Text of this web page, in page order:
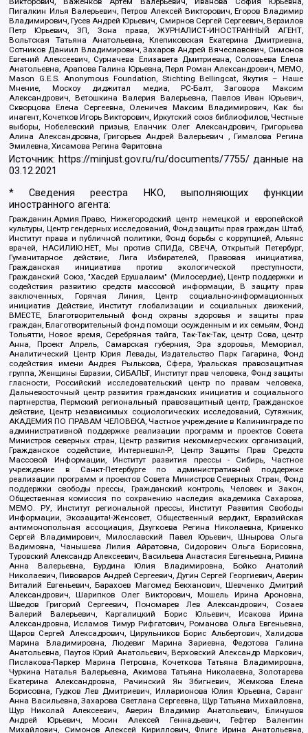
Пигалкин Илья Валерьевич, Петров Алексей Викторович, Егоров Владимир
Владимирович, Гусев Андрей Юрьевич, Смирнов Сергей Сергеевич, Верзилов
Петр Юрьевич, ЗП, Зона права, ЖУРНАЛИСТ-ИНОСТРАННЫЙ АГЕНТ,
Вольтская Татьяна Анатольевна, Клепиковская Екатерина Дмитриевна,
Сотников Даниил Владимирович, Захаров Андрей Вячеславович, Симонов
Евгений Алексеевич, Сурначева Елизавета Дмитриевна, Соловьева Елена
Анатольевна, Арапова Галина Юрьевна, Перл Роман Александрович, МЕМО,
Mason G.E.S. Anonymous Foundation, Stichting Bellingcat, Якутия – Наше
Мнение, Москоу диджитал медиа, РС-Балт, Заговора Максим
Александрович, Ветошкина Валерия Валерьевна, Павлов Иван Юрьевич,
Скворцова Елена Сергеевна, Оленичев Максим Владимирович, Как бы
инагент, Кочетков Игорь Викторович, Иркутский союз библиофилов, Честные
выборы, Нобелевский призыв, Еланчик Олег Александрович, Григорьева
Алина Александровна, Григорьев Андрей Валерьевич , Гималова Регина
Эмилевна, Хисамова Регина Фаритовна
Источник: https://minjust.gov.ru/ru/documents/7755/ данные на
03.12.2021
* Сведения реестра НКО, выполняющих функции
иностранного агента:
Гражданин.Армия.Право, Нижегородский центр немецкой и европейской
культуры, Центр гендерных исследований, Фонд защиты прав граждан Штаб,
Институт права и публичной политики, Фонд борьбы с коррупцией, Альянс
врачей, НАСИЛИЮ.НЕТ, Мы против СПИДа, СВЕЧА, Открытый Петербург,
Гуманитарное действие, Лига Избирателей, Правовая инициатива,
Гражданская инициатива против экологической преступности,
Гражданский Союз, "Хасдей Ерушалаим" (Милосердие), Центр поддержки и
содействия развитию средств массовой информации, В защиту прав
заключенных, Горячая Линия, Центр социально-информационных
инициатив Действие, Институт глобализации и социальных движений,
ВМЕСТЕ, Благотворительный фонд охраны здоровья и защиты прав
граждан, Благотворительный фонд помощи осужденным и их семьям, Фонд
Тольятти, Новое время, Серебряная тайга, Так-Так-Так, центр Сова, центр
Анна, Проект Апрель, Самарская губерния, Эра здоровья, Мемориал,
Аналитический Центр Юрия Левады, Издательство Парк Гагарина, Фонд
содействия имени Андрея Рылькова, Сфера, Уральская правозащитная
группа, Женщины Евразии, СИБАЛЬТ, Институт прав человека, Фонд защиты
гласности, Российский исследовательский центр по правам человека,
Дальневосточный центр развития гражданских инициатив и социального
партнерства, Пермский региональный правозащитный центр, Гражданское
действие, Центр независимых социологических исследований, Сутяжник,
АКАДЕМИЯ ПО ПРАВАМ ЧЕЛОВЕКА, Частное учреждение в Калининграде по
административной поддержке реализации программ и проектов Совета
Министров северных стран, Центр развития некоммерческих организаций,
Гражданское содействие, Интернешнл-Р, Центр Защиты Прав Средств
Массовой Информации, Институт развития прессы - Сибирь, Частное
учреждение в Санкт-Петербурге по административной поддержке
реализации программ и проектов Совета Министров Северных Стран, Фонд
поддержки свободы прессы, Гражданский контроль, Человек и Закон,
Общественная комиссия по сохранению наследия академика Сахарова,
МЕМО. РУ, Институт региональной прессы, Институт Развития Свободы
Информации, Экозащита!-Женсовет, Общественный вердикт, Евразийская
антимонопольная ассоциация, Дзугкоева Регина Николаевна, Кривенко
Сергей Владимирович, Милославский Павел Юрьевич, Шнырова Ольга
Вадимовна, Чанышева Лилия Айратовна, Сидорович Ольга Борисовна,
Туровский Александр Алексеевич, Васильева Анастасия Евгеньевна, Ривина
Анна Валерьевна, Бурдина Юлия Владимировна, Бойко Анатолий
Николаевич, Пивоваров Андрей Сергеевич, Дугин Сергей Георгиевич, Аверин
Виталий Евгеньевич, Барахоев Магомед Бекханович, Шевченко Дмитрий
Александрович, Шарипков Олег Викторович, Мошель Ирина Ароновна,
Шведов Григорий Сергеевич, Пономарев Лев Александрович, Созаев
Валерий Валерьевич, Каргалицкий Борис Юльевич, Исакова Ирина
Александровна, Исламов Тимур Рифгатович, Романова Ольга Евгеньевна,
Щаров Сергей Алексадрович, Цирульников Борис Альбертович, Халидова
Марина Владимировна, Людевиг Марина Зариевна, Федотова Галина
Анатольевна, Паутов Юрий Анатольевич, Верховский Александр Маркович,
Пислакова-Паркер Марина Петровна, Кочеткова Татьяна Владимировна,
Чуркина Наталья Валерьевна, Акимова Татьяна Николаевна, Золотарева
Екатерина Александровна, Рачинский Ян Збигневич, Жемкова Елена
Борисовна, Гудков Лев Дмитриевич, Илларионова Юлия Юрьевна, Саранг
Анна Васильевна, Захарова Светлана Сергеевна, Щур Татьяна Михайловна,
Щур Николай Алексеевич, Аверин Владимир Анатольевич, Блинушов
Андрей Юрьевич, Мосин Алексей Геннадьевич, Гефтер Валентин
Михайлович, Симонов Алексей Кириллович, Флиге Ирина Анатольевна,